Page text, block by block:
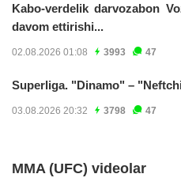
Kabo-verdelik darvozabon
davom ettirishi...
02.08.2026 01:08 3993 47
Superliga. "Dinamo" –
03.08.2026 20:32 3798 47
MMA (UFC) videolar